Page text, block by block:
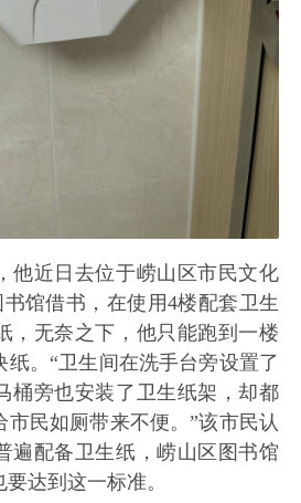
他近日去位于崂山区市民文化
馆借书，在使用4楼配套卫生
，无奈之下，他只能跑到一楼
纸。“卫生间在洗手台旁设置了
桶旁也安装了卫生纸架，却都
民如厕带来不便。”该市民认
遍配备卫生纸，崂山区图书馆
达到这一标准。